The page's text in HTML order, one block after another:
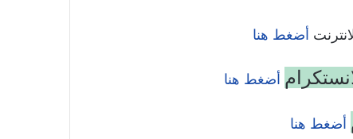
أضغط هنا
أضغط هنا
أضغط هنا